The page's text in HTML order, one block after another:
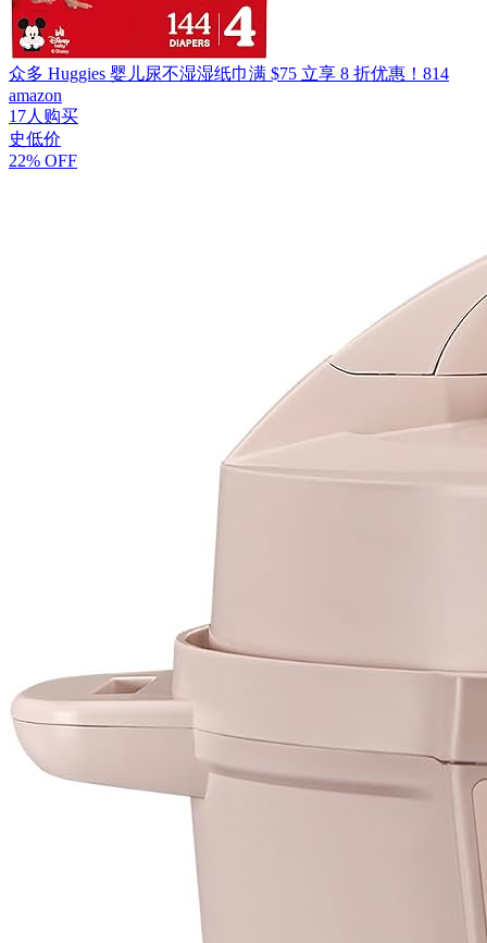
众多 Huggies 婴儿尿不湿湿纸巾满 $75 立享 8 折优惠！814
amazon
17人购买
史低价
22% OFF